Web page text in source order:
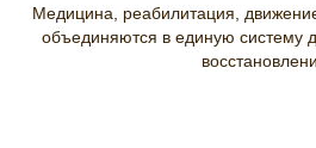
Медицина, реабилитация,
объединяются в единую систему